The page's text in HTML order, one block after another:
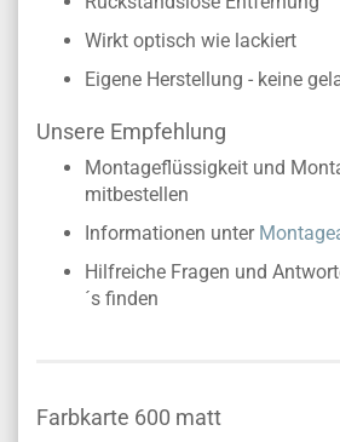
Wirkt optisch wie lackiert
Eigene Herstellung - keine
Unsere Empfehlung
Montageflüssigkeit und
mitbestellen
Informationen unter
Hilfreiche Fragen und
´s finden
Farbkarte 600 matt